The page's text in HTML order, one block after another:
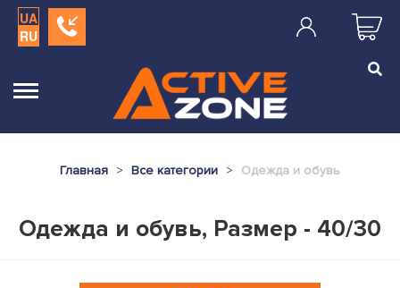
UA
RU
Главная Все категории Одежда и обувь
Одежда и обувь, Размер - 40/30